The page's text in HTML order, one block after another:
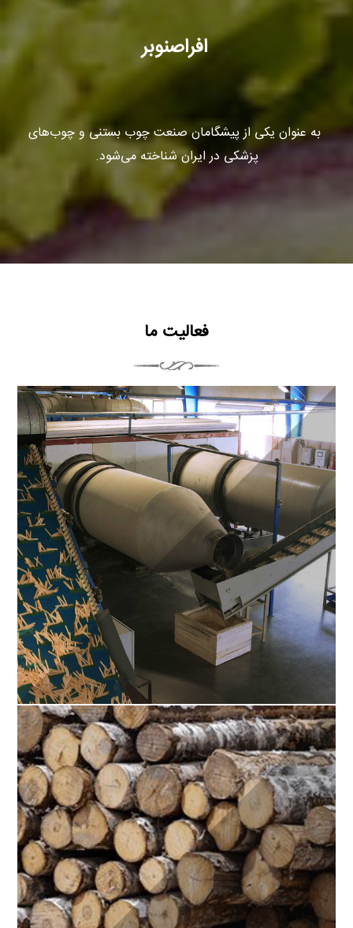
افراصنوبر
به عنوان یکی از پیشگامان صنعت چوب بستنی و چوب‌های
پزشکی در ایران شناخته می‌شود.
فعالیت ما